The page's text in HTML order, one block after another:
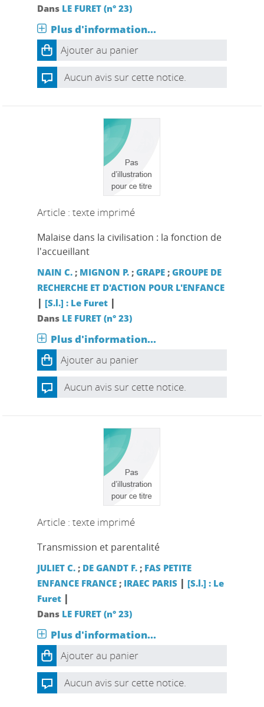
Dans LE FURET (n° 23)
Plus d'information...
Ajouter au panier
Aucun avis sur cette notice.
Article : texte imprimé
Malaise dans la civilisation : la fonction de
l'accueillant
NAIN C. ; MIGNON P. ;GRAPE ;GROUPE DE
RECHERCHE ET D'ACTION POUR L'ENFANCE
|[S.l.] : Le Furet |
Dans LE FURET (n° 23)
Plus d'information...
Ajouter au panier
Aucun avis sur cette notice.
Article : texte imprimé
Transmission et parentalité
JULIET C. ; DE GANDT F. ; FAS PETITE
ENFANCE FRANCE ; IRAEC PARIS |[S.l.] : Le
Furet |
Dans LE FURET (n° 23)
Plus d'information...
Ajouter au panier
Aucun avis sur cette notice.